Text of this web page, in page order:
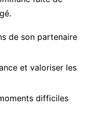
de son partenaire
et valoriser les
difficiles